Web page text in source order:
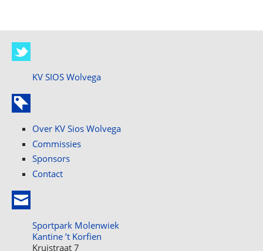
KV SIOS Wolvega
Over KV Sios Wolvega
Commissies
Sponsors
Contact
Sportpark Molenwiek
Kantine ’t Korfien
Kruistraat 7